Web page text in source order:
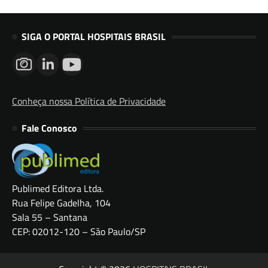
SIGA O PORTAL HOSPITAIS BRASIL
Conheça nossa Política de Privacidade
Fale Conosco
Publimed Editora Ltda.
Rua Felipe Gadelha, 104
Sala 55 – Santana
CEP: 02012-120 – São Paulo/SP